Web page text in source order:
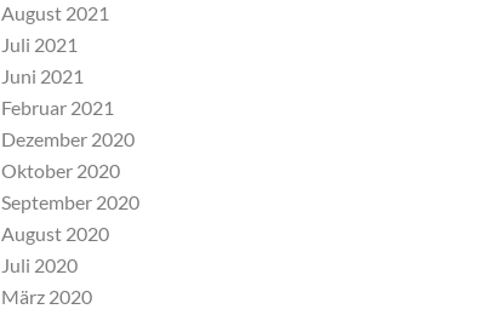
August 2021
Juli 2021
Juni 2021
Februar 2021
Dezember 2020
Oktober 2020
September 2020
August 2020
Juli 2020
März 2020